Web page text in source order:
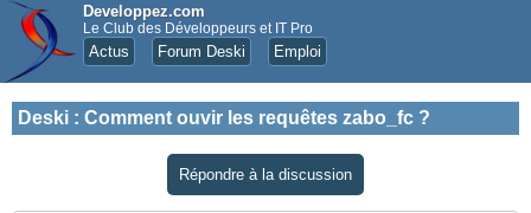
Developpez.com
Le Club des Développeurs et IT Pro
Actus Forum Deski Emploi
Deski : Comment ouvir les requêtes zabo_fc ?
Répondre à la discussion